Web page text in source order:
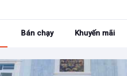
Bán chạy Khuyến mãi